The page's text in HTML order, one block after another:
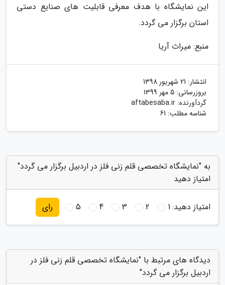
این نمایشگاه با هدف معرفی قابلیت های صنایع دستی
استان برگزار می گردد.
منبع: میراث آریا
انتشار: 21 شهریور 1398
بروزرسانی: 5 مهر 1399
گردآورنده: aftabesaba.ir
شناسه مطلب: 61
به "نمایشگاه تخصصی قلم زنی فلز در اردبیل برگزار می گردد"
امتیاز دهید
امتیاز دهید:1
2
3
4
5 رای
دیدگاه های مرتبط با "نمایشگاه تخصصی قلم زنی فلز در
اردبیل برگزار می گردد"